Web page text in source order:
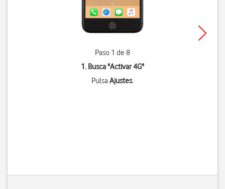
Paso 1 de 8
1. Busca "Activar 4G"
PulsaAjustes.